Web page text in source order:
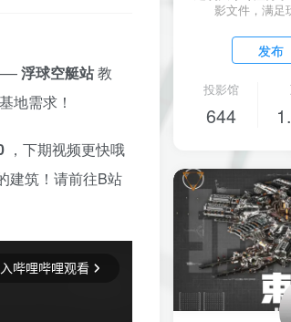
浮球空艇站教
地需求！
，下期视频更快哦
建筑！请前往B站
影文件，满足
发布
投影馆
644